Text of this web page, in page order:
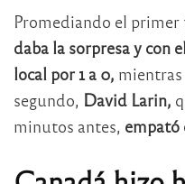
Promediando el primer
daba la sorpresa y con
local por 1 a 0,
segundo, David Larin,
minutos antes, empató